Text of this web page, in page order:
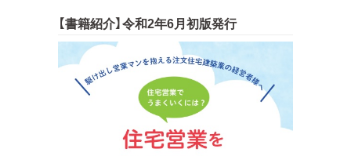
【書籍紹介】令和2年6月初版発行